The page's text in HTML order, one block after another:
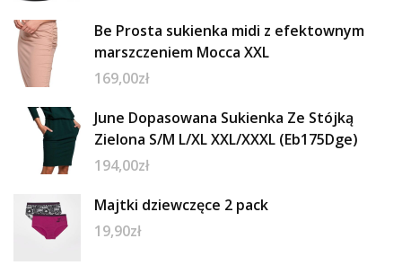
Be Prosta sukienka midi z efektownym
marszczeniem Mocca XXL
169,00zł
June Dopasowana Sukienka Ze Stójką
Zielona S/M L/XL XXL/XXXL (Eb175Dge)
194,00zł
Majtki dziewczęce 2 pack
19,90zł